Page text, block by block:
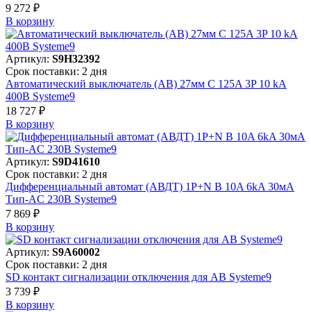
9 272 ₽
В корзинy
Артикул: S9H32392
Срок поставки: 2 дня
Автоматический выключатель (АВ) 27мм C 125A 3P 10 kA
400В Systeme9
18 727 ₽
В корзинy
Артикул: S9D41610
Срок поставки: 2 дня
Дифференциальный автомат (АВДТ) 1P+N B 10A 6kA 30мА
Тип-AC 230В Systeme9
7 869 ₽
В корзинy
Артикул: S9A60002
Срок поставки: 2 дня
SD контакт сигнализации отключения для АВ Systeme9
3 739 ₽
В корзинy